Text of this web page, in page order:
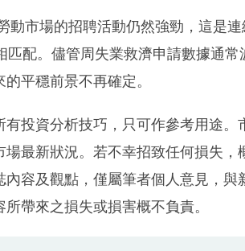
動市場的招聘活動仍然強勁，這是
匹配。儘管周失業救濟申請數據通
平穩前景不再確定。
投資分析技巧，只可作參考用途
最新狀況。若不幸招致任何損失，
容及觀點，僅屬筆者個人意見，
帶來之損失或損害概不負責。